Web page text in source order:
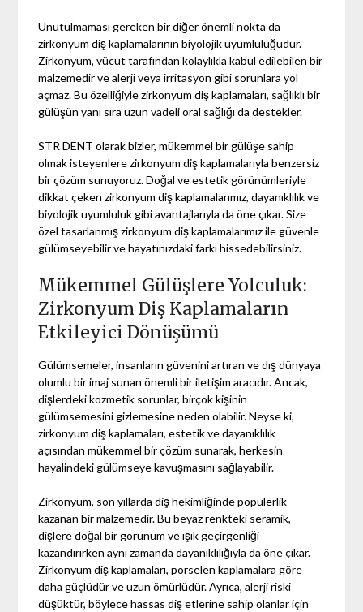
Unutulmaması gereken bir diğer önemli nokta da
zirkonyum diş kaplamalarının biyolojik uyumluluğudur.
Zirkonyum, vücut tarafından kolaylıkla kabul edilebilen bir
malzemedir ve alerji veya irritasyon gibi sorunlara yol
açmaz. Bu özelliğiyle zirkonyum diş kaplamaları, sağlıklı bir
gülüşün yanı sıra uzun vadeli oral sağlığı da destekler.
STR DENT olarak bizler, mükemmel bir gülüşe sahip
olmak isteyenlere zirkonyum diş kaplamalarıyla benzersiz
bir çözüm sunuyoruz. Doğal ve estetik görünümleriyle
dikkat çeken zirkonyum diş kaplamalarımız, dayanıklılık ve
biyolojik uyumluluk gibi avantajlarıyla da öne çıkar. Size
özel tasarlanmış zirkonyum diş kaplamalarımız ile güvenle
gülümseyebilir ve hayatınızdaki farkı hissedebilirsiniz.
Mükemmel Gülüşlere Yolculuk:
Zirkonyum Diş Kaplamaların
Etkileyici Dönüşümü
Gülümsemeler, insanların güvenini artıran ve dış dünyaya
olumlu bir imaj sunan önemli bir iletişim aracıdır. Ancak,
dişlerdeki kozmetik sorunlar, birçok kişinin
gülümsemesini gizlemesine neden olabilir. Neyse ki,
zirkonyum diş kaplamaları, estetik ve dayanıklılık
açısından mükemmel bir çözüm sunarak, herkesin
hayalindeki gülümseye kavuşmasını sağlayabilir.
Zirkonyum, son yıllarda diş hekimliğinde popülerlik
kazanan bir malzemedir. Bu beyaz renkteki seramik,
dişlere doğal bir görünüm ve ışık geçirgenliği
kazandırırken aynı zamanda dayanıklılığıyla da öne çıkar.
Zirkonyum diş kaplamaları, porselen kaplamalara göre
daha güçlüdür ve uzun ömürlüdür. Ayrıca, alerji riski
düşüktür, böylece hassas diş etlerine sahip olanlar için